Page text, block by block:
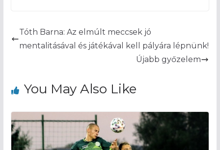
Tóth Barna: Az elmúlt meccsek jó
mentalitásával és játékával kell pályára lépnünk!
Újabb győzelem
You May Also Like